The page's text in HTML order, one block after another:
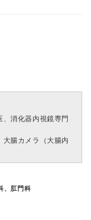
消化器内視鏡専門
大腸カメラ（大腸内
、肛門科